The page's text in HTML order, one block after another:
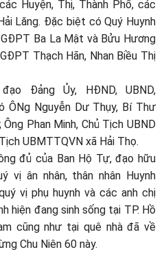
Huyện, Thị, Thành Phố, các
Lăng. Đặc biệt có Quý Huynh
Ba La Mật và Bửu Hương
Thạch Hãn, Nhan Biều Thị
Đảng Ủy, HĐND, UBND,
ÔNg Nguyễn Dư Thụy, Bí Thư
Phan Minh, Chủ Tịch UBND
UBMTTQVN xã Hải Thọ.
đủ của Ban Hộ Tự, đạo hữu
vị ân nhân, thân nhân Huynh
vị phụ huynh và các anh chị
hiện đang sinh sống tại TP. Hồ
cũng như tại quê nhà đã về
Chu Niên 60 này.